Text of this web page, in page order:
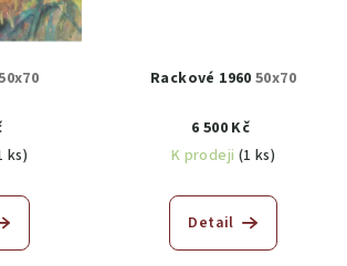
ks)
Rackové 196050x70
6 500 Kč
K prodeji (1 ks)
Detail